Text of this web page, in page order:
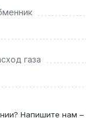
пальника при
как
газа
Напишите нам